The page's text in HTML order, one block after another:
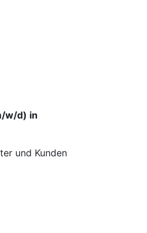
w/d) in
und Kunden